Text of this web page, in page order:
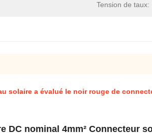
Tension de taux:
solaire a évalué le noir rouge de
DC nominal 4mm² Connecteur